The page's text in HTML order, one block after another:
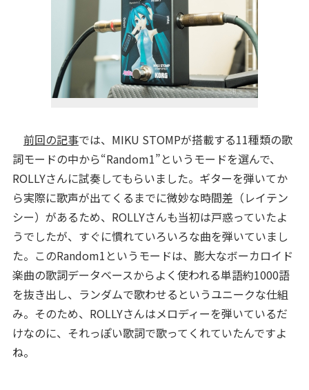
前回の記事では、MIKU STOMPが搭載する11種類の歌
詞モードの中から“Random1”というモードを選んで、
ROLLYさんに試奏してもらいました。ギターを弾いてか
ら実際に歌声が出てくるまでに微妙な時間差（レイテン
シー）があるため、ROLLYさんも当初は戸惑っていたよ
うでしたが、すぐに慣れていろいろな曲を弾いていまし
た。このRandom1というモードは、膨大なボーカロイド
楽曲の歌詞データベースからよく使われる単語約1000語
を抜き出し、ランダムで歌わせるというユニークな仕組
み。そのため、ROLLYさんはメロディーを弾いているだ
けなのに、それっぽい歌詞で歌ってくれていたんですよ
ね。